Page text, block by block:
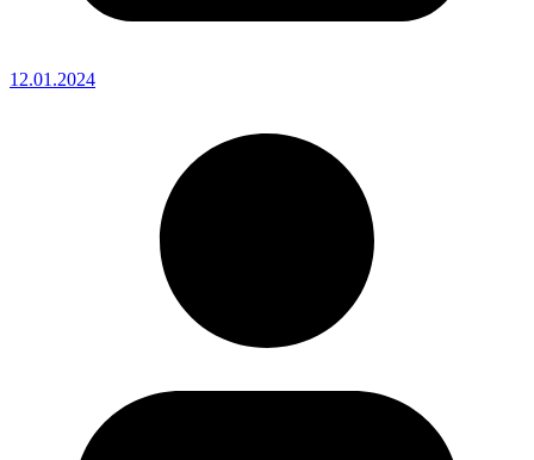
12.01.2024